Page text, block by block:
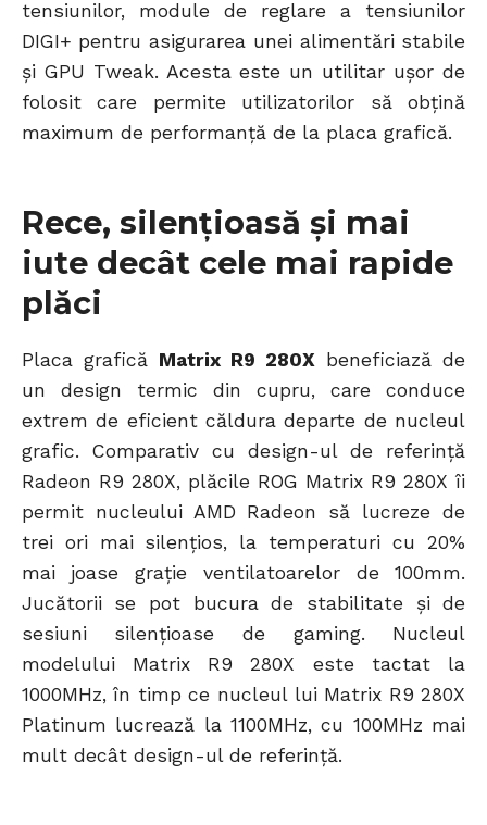
tensiunilor, module de reglare a tensiunilor
DIGI+ pentru asigurarea unei alimentări stabile
și GPU Tweak. Acesta este un utilitar ușor de
folosit care permite utilizatorilor să obțină
maximum de performanță de la placa grafică.
Rece, silențioasă și mai
iute decât cele mai rapide
plăci
Placa grafică Matrix R9 280X beneficiază de
un design termic din cupru, care conduce
extrem de eficient căldura departe de nucleul
grafic. Comparativ cu design-ul de referință
Radeon R9 280X, plăcile ROG Matrix R9 280X îi
permit nucleului AMD Radeon să lucreze de
trei ori mai silențios, la temperaturi cu 20%
mai joase grație ventilatoarelor de 100mm.
Jucătorii se pot bucura de stabilitate și de
sesiuni silențioase de gaming. Nucleul
modelului Matrix R9 280X este tactat la
1000MHz, în timp ce nucleul lui Matrix R9 280X
Platinum lucrează la 1100MHz, cu 100MHz mai
mult decât design-ul de referință.